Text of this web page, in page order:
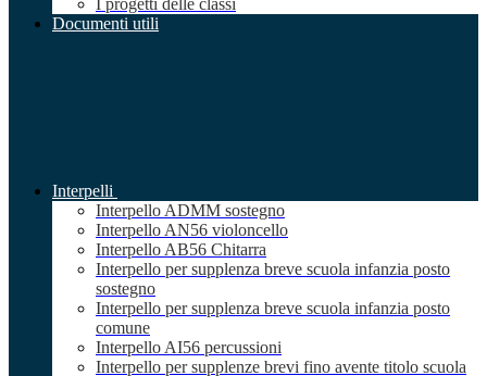
I progetti delle classi
Documenti utili
Interpelli
Interpello ADMM sostegno
Interpello AN56 violoncello
Interpello AB56 Chitarra
Interpello per supplenza breve scuola infanzia posto
sostegno
Interpello per supplenza breve scuola infanzia posto
comune
Interpello AI56 percussioni
Interpello per supplenze brevi fino avente titolo scuola